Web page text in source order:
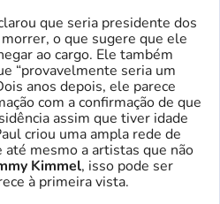
que seria presidente dos
o que sugere que ele
ao cargo. Ele também
“provavelmente seria um
anos depois, ele parece
com a confirmação de que
assim que tiver idade
criou uma ampla rede de
mesmo a artistas que não
Kimmel, isso pode ser
à primeira vista.